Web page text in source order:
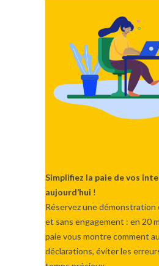
Simplifiez la paie de vos
aujourd’hui !
Réservez une
et sans engagement : en 20
paie vous montre comment
déclarations, éviter les